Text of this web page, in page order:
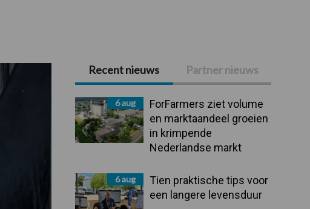
Primaire
Sidebar
Recent nieuws Partner nieuws
6 aug
ForFarmers ziet volume
en marktaandeel groeien
in krimpende
Nederlandse markt
6 aug
Tien praktische tips voor
een langere levensduur